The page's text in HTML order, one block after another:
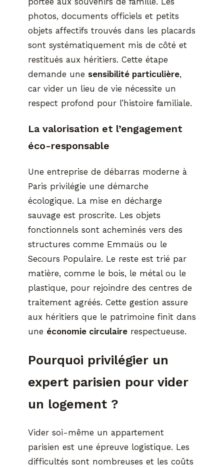
photos, documents officiels et petits
objets affectifs trouvés dans les placards
sont systématiquement mis de côté et
restitués aux héritiers. Cette étape
demande une sensibilité particulière,
car vider un lieu de vie nécessite un
respect profond pour l’histoire familiale.
La valorisation et l’engagement
éco-responsable
Une entreprise de débarras moderne à
Paris privilégie une démarche
écologique. La mise en décharge
sauvage est proscrite. Les objets
fonctionnels sont acheminés vers des
structures comme Emmaüs ou le
Secours Populaire. Le reste est trié par
matière, comme le bois, le métal ou le
plastique, pour rejoindre des centres de
traitement agréés. Cette gestion assure
aux héritiers que le patrimoine finit dans
une économie circulaire respectueuse.
Pourquoi privilégier un
expert parisien pour vider
un logement ?
Vider soi-même un appartement
parisien est une épreuve logistique. Les
difficultés sont nombreuses et les coûts